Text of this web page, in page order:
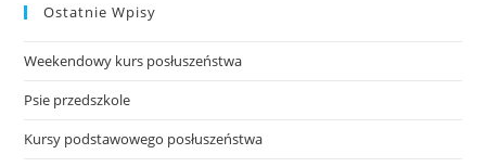
Ostatnie Wpisy
Weekendowy kurs posłuszeństwa
Psie przedszkole
Kursy podstawowego posłuszeństwa